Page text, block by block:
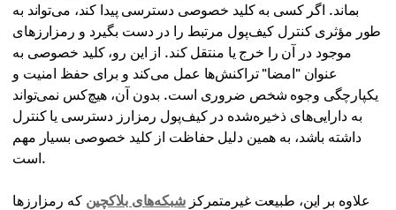
بماند. اگر کسی به کلید خصوصی دسترسی پیدا کند، می‌تواند به
طور مؤثری کنترل کیف‌پول مرتبط را در دست بگیرد و رمزارزهای
موجود در آن را خرج یا منتقل کند. از این رو، کلید خصوصی به
عنوان "امضا" تراکنش‌ها عمل می‌کند و برای حفظ امنیت و
یکپارچگی وجوه شخص ضروری است. بدون آن، هیچ‌کس نمی‌تواند
به دارایی‌های ذخیره‌شده در کیف‌پول رمزارز دسترسی یا کنترل
داشته باشد، به همین دلیل حفاظت از کلید خصوصی بسیار مهم
است.
علاوه بر این، طبیعت غیرمتمرکزشبکه‌های بلاکچین که رمزارزها